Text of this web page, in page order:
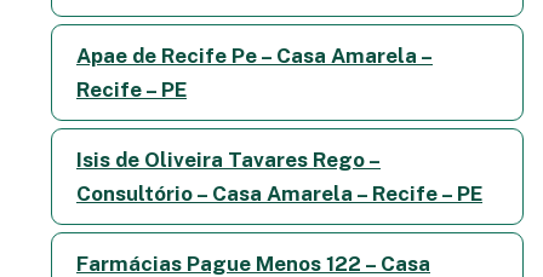
Apae de Recife Pe – Casa Amarela –
Recife – PE
Isis de Oliveira Tavares Rego –
Consultório – Casa Amarela – Recife – PE
Farmácias Pague Menos 122 – Casa